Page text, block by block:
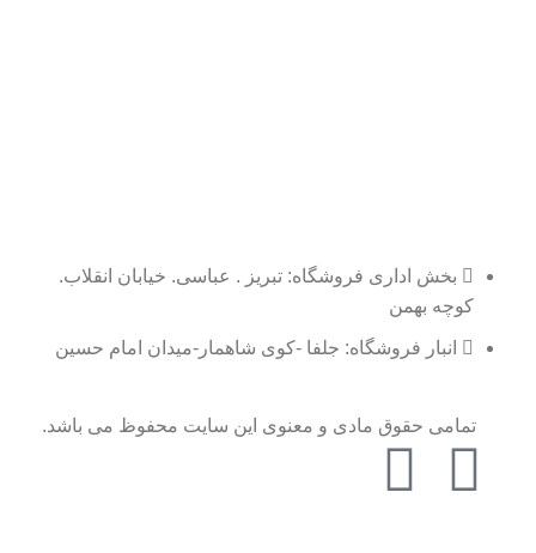
بخش اداری فروشگاه: تبریز . عباسی. خیابان انقلاب.
کوچه بهمن
انبار فروشگاه: جلفا -کوی شاهمار-میدان امام حسین
تمامی حقوق مادی و معنوی این سایت محفوظ می باشد.